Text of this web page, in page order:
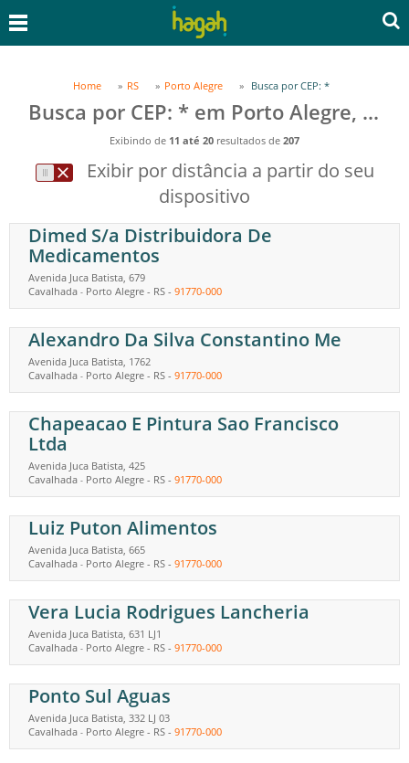
Home RS Porto Alegre Busca por CEP: *
Busca por CEP: * em Porto Alegre, RS
Exibindo de 11 até 20 resultados de 207
Exibir por distância a partir do seu
dispositivo
Dimed S/a Distribuidora De
Medicamentos
Avenida Juca Batista, 679
Cavalhada - Porto Alegre - RS - 91770-000
Alexandro Da Silva Constantino Me
Avenida Juca Batista, 1762
Cavalhada - Porto Alegre - RS - 91770-000
Chapeacao E Pintura Sao Francisco
Ltda
Avenida Juca Batista, 425
Cavalhada - Porto Alegre - RS - 91770-000
Luiz Puton Alimentos
Avenida Juca Batista, 665
Cavalhada - Porto Alegre - RS - 91770-000
Vera Lucia Rodrigues Lancheria
Avenida Juca Batista, 631 LJ1
Cavalhada - Porto Alegre - RS - 91770-000
Ponto Sul Aguas
Avenida Juca Batista, 332 LJ 03
Cavalhada - Porto Alegre - RS - 91770-000